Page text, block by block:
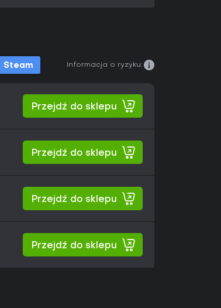
Steam Informacja o ryzyku:
Przejdź do sklepu
Przejdź do sklepu
Przejdź do sklepu
Przejdź do sklepu